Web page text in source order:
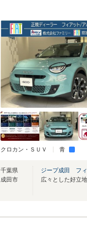
クロカン・ＳＵＶ 青
千葉県
成田市
ジープ成田 フィ